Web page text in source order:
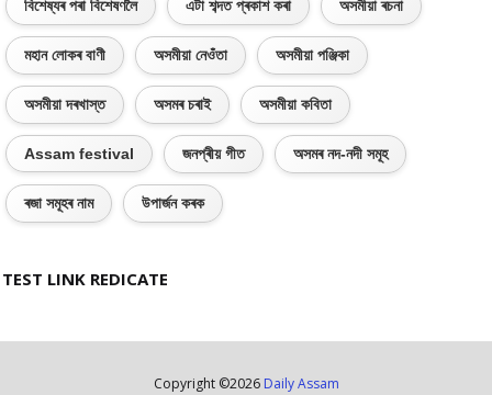
বিশেষ্যৰ পৰা বিশেষণলৈ এটা শব্দত প্ৰকাশ কৰা অসমীয়া ৰচনা
মহান লোকৰ বাণী অসমীয়া নেওঁতা অসমীয়া পঞ্জিকা
অসমীয়া দৰখাস্ত অসমৰ চৰাই অসমীয়া কবিতা
Assam festival জনপ্ৰীয় গীত অসমৰ নদ-নদী সমূহ
ৰজা সমূহৰ নাম উপাৰ্জন কৰক
TEST LINK REDICATE
Copyright ©2026 Daily Assam